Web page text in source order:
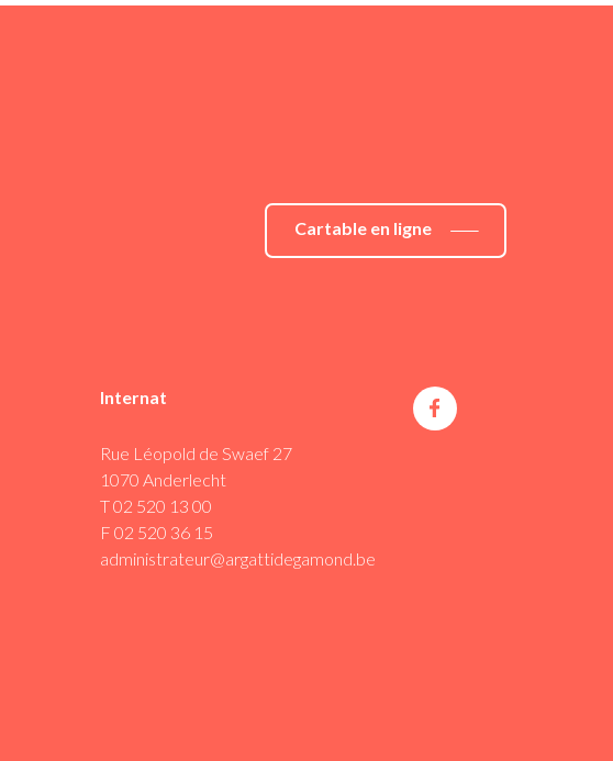
Cartable en ligne
Internat
Rue Léopold de Swaef 27
1070 Anderlecht
T 02 520 13 00
F 02 520 36 15
administrateur@argattidegamond.be